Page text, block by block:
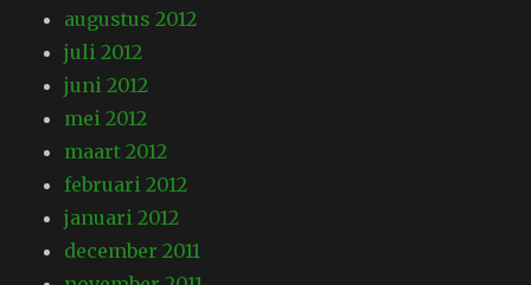
augustus 2012
juli 2012
juni 2012
mei 2012
maart 2012
februari 2012
januari 2012
december 2011